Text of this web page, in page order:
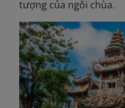
tượng của ngôi chùa.